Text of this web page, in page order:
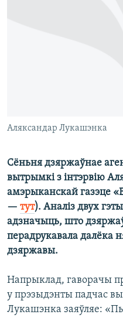
Аляксандар Лукашэнка
Сёньня дзяржаўнае
вытрымкі з інтэрвію
амэрыканскай газэце
— тут). Аналіз двух
адзначыць, што
перадрукавала далёка
дзяржавы.
Напрыклад, гаворачы
у прэзыдэнты падчас
Лукашэнка заяўляе: